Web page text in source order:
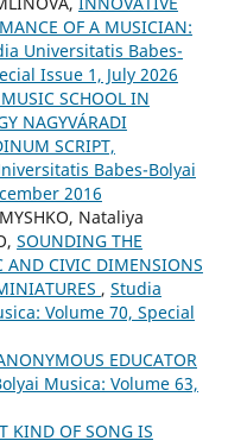
OF A MUSICIAN:
Universitatis Babes-
Issue 1, July 2026
SCHOOL IN
NAGYVÁRADI
SCRIPT,
Babes-Bolyai
2016
Nataliya
SOUNDING THE
AND CIVIC DIMENSIONS
, Studia
Volume 70, Special
EDUCATOR
Musica: Volume 63,
KIND OF SONG IS